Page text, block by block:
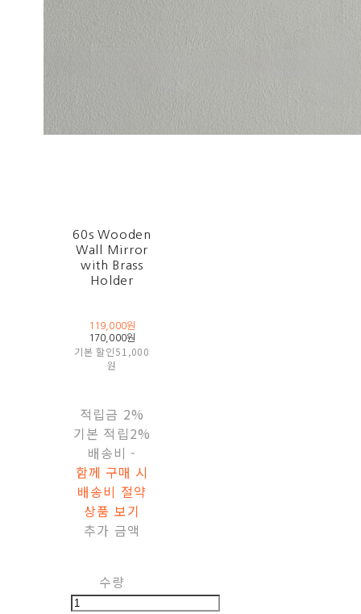
60s Wooden
Wall Mirror
with Brass
Holder
119,000원
170,000원
기본 할인51,000
원
적립금 2%
기본 적립2%
배송비 -
함께 구매 시
배송비 절약
상품 보기
추가 금액
수량